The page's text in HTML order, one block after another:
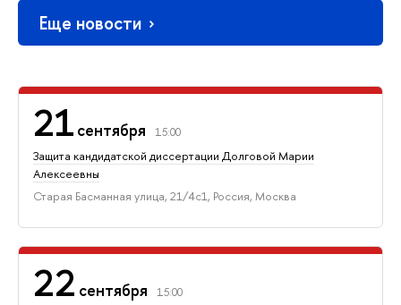
Еще новости
21 сентября 15:00
Защита кандидатской диссертации Долговой Марии
Алексеевны
Старая Басманная улица, 21/4с1, Россия, Москва
22 сентября 15:00